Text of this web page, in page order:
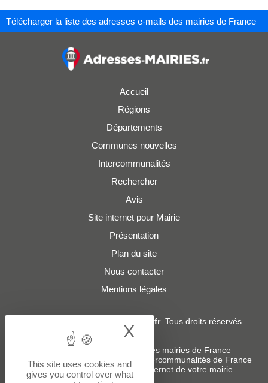
Télécharger la liste des adresses e-mails des mairies de France
Accueil
Régions
Départements
Communes nouvelles
Intercommunalités
Rechercher
Avis
Site internet pour Mairie
Présentation
Plan du site
Nous contacter
Mentions légales
Adresses-Mairies.fr. Tous droits réservés.
Services :
Liste des adresses e-mails des mairies de France
Liste des adresses e-mails des intercommunalités de France
-Création ou refonte du site internet de votre mairie
This site uses cookies and
gives you control over what
X